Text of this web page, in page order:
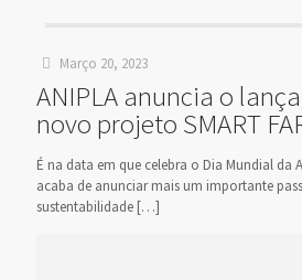
Março 20, 2023
ANIPLA anuncia o
novo projeto SMART
É na data em que celebra o Dia Mundial da
acaba de anunciar mais um importante
sustentabilidade […]